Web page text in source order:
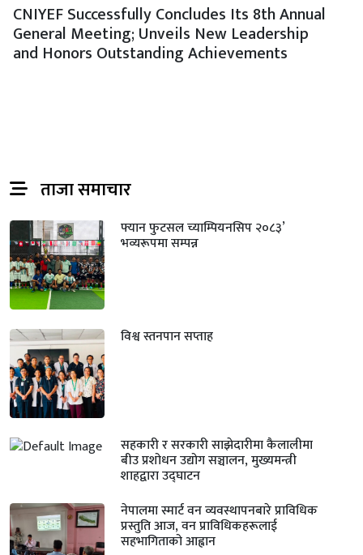
CNIYEF Successfully Concludes Its 8th Annual
General Meeting; Unveils New Leadership
and Honors Outstanding Achievements
ताजा समाचार
फ्यान फुटसल च्याम्पियनसिप २०८३’
भव्यरूपमा सम्पन्न
विश्व स्तनपान सप्ताह
सहकारी र सरकारी साझेदारीमा कैलालीमा
बीउ प्रशोधन उद्योग सञ्चालन, मुख्यमन्त्री
शाहद्वारा उद्घाटन
नेपालमा स्मार्ट वन व्यवस्थापनबारे प्राविधिक
प्रस्तुति आज, वन प्राविधिकहरूलाई
सहभागिताको आह्वान